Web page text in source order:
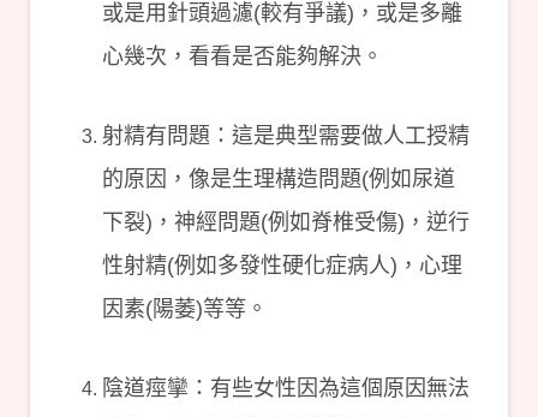
或是用針頭過濾(較有爭議)，或是多離
心幾次，看看是否能夠解決。
射精有問題：這是典型需要做人工授精
的原因，像是生理構造問題(例如尿道
下裂)，神經問題(例如脊椎受傷)，逆行
性射精(例如多發性硬化症病人)，心理
因素(陽萎)等等。
陰道痙攣：有些女性因為這個原因無法